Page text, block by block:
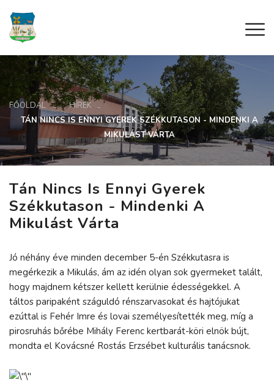
FŐOLDAL
HÍREK
TÁN NINCS IS ENNYI GYEREK SZÉKKUTASON - MINDENKI A
MIKULÁST VÁRTA
Tán Nincs Is Ennyi Gyerek
Székkutason - Mindenki A
Mikulást Várta
Jó néhány éve minden december 5-én Székkutasra is
megérkezik a Mikulás, ám az idén olyan sok gyermeket talált,
hogy majdnem kétszer kellett kerülnie édességekkel. A
táltos paripaként száguldó rénszarvasokat és hajtójukat
ezúttal is Fehér Imre és lovai személyesítették meg, míg a
pirosruhás bőrébe Mihály Ferenc kertbarát-köri elnök bújt,
mondta el Kovácsné Rostás Erzsébet kulturális tanácsnok.